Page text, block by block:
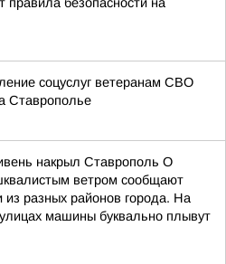
соцуслуг ветеранам СВО
Ставрополье
накрыл Ставрополь О
ветром сообщают
из разных районов города. На
машины буквально плывут